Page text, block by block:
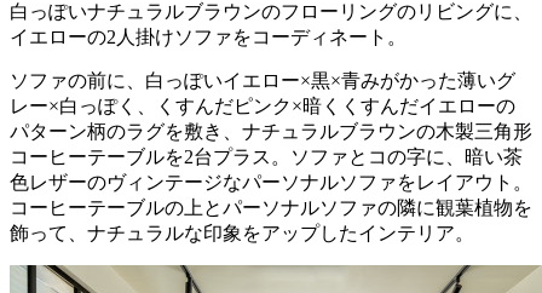
白っぽいナチュラルブラウンのフローリングのリビングに、
イエローの2人掛けソファをコーディネート。
ソファの前に、白っぽいイエロー×黒×青みがかった薄いグ
レー×白っぽく、くすんだピンク×暗くくすんだイエローの
パターン柄のラグを敷き、ナチュラルブラウンの木製三角形
コーヒーテーブルを2台プラス。ソファとコの字に、暗い茶
色レザーのヴィンテージなパーソナルソファをレイアウト。
コーヒーテーブルの上とパーソナルソファの隣に観葉植物を
飾って、ナチュラルな印象をアップしたインテリア。